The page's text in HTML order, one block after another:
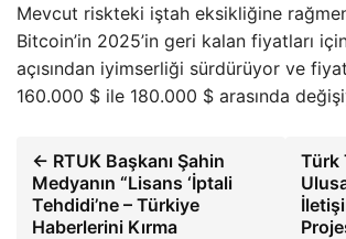
Mevcut riskteki iştah eksikliğine
Bitcoin’in 2025’in geri kalan fiyatları
açısından iyimserliği sürdürüyor ve
160.000 $ ile 180.000 $ arasında
← RTUK Başkanı Şahin
Medyanın “Lisans ‘İptali
Tehdidi’ne – Türkiye
Haberlerini Kırma
Türk